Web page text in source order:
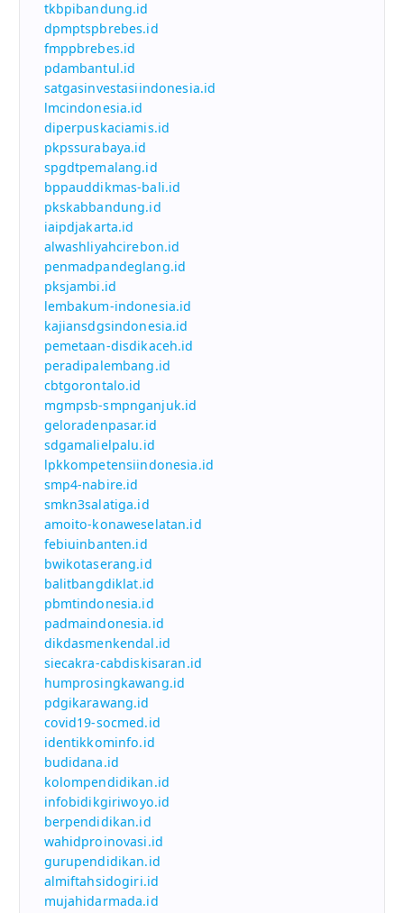
tkbpibandung.id
dpmptspbrebes.id
fmppbrebes.id
pdambantul.id
satgasinvestasiindonesia.id
lmcindonesia.id
diperpuskaciamis.id
pkpssurabaya.id
spgdtpemalang.id
bppauddikmas-bali.id
pkskabbandung.id
iaipdjakarta.id
alwashliyahcirebon.id
penmadpandeglang.id
pksjambi.id
lembakum-indonesia.id
kajiansdgsindonesia.id
pemetaan-disdikaceh.id
peradipalembang.id
cbtgorontalo.id
mgmpsb-smpnganjuk.id
geloradenpasar.id
sdgamalielpalu.id
lpkkompetensiindonesia.id
smp4-nabire.id
smkn3salatiga.id
amoito-konaweselatan.id
febiuinbanten.id
bwikotaserang.id
balitbangdiklat.id
pbmtindonesia.id
padmaindonesia.id
dikdasmenkendal.id
siecakra-cabdiskisaran.id
humprosingkawang.id
pdgikarawang.id
covid19-socmed.id
identikkominfo.id
budidana.id
kolompendidikan.id
infobidikgiriwoyo.id
berpendidikan.id
wahidproinovasi.id
gurupendidikan.id
almiftahsidogiri.id
mujahidarmada.id